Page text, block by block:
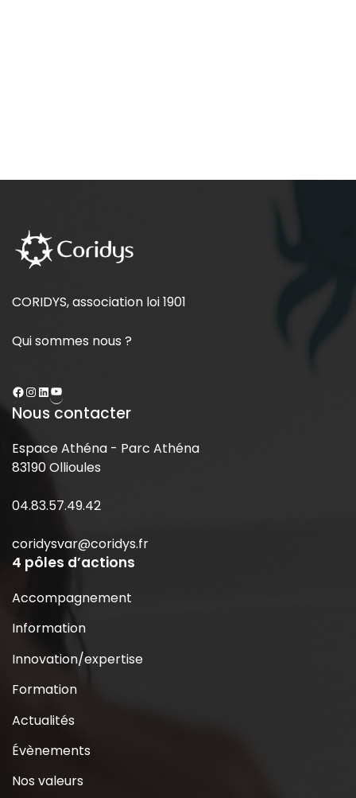
CORIDYS, association loi 1901
Qui sommes nous ?
Nous contacter
Espace Athéna - Parc Athéna
83190 Ollioules
04.83.57.49.42
coridysvar@coridys.fr
4 pôles d’actions
Accompagnement
Information
Innovation/expertise
Formation
Actualités
Évènements
Nos valeurs